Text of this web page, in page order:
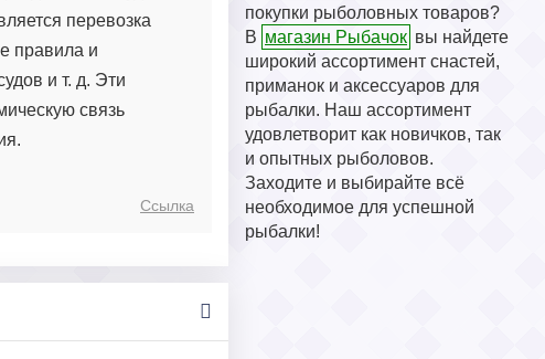
покупки рыболовных товаров?
В магазин Рыбачок вы найдете
широкий ассортимент снастей,
приманок и аксессуаров для
рыбалки. Наш ассортимент
удовлетворит как новичков, так
и опытных рыболовов.
Заходите и выбирайте всё
необходимое для успешной
рыбалки!
перевозка
правила и
и т. д. Эти
связь
Ссылка